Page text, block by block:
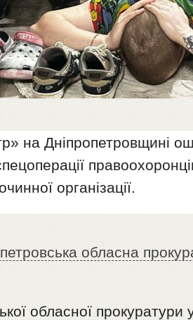
на Дніпропетровщині
організації.
обласна
обласної прокуратури